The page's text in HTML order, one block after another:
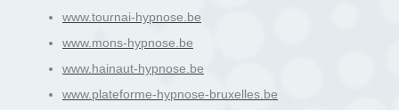
www.tournai-hypnose.be
www.mons-hypnose.be
www.hainaut-hypnose.be
www.plateforme-hypnose-bruxelles.be